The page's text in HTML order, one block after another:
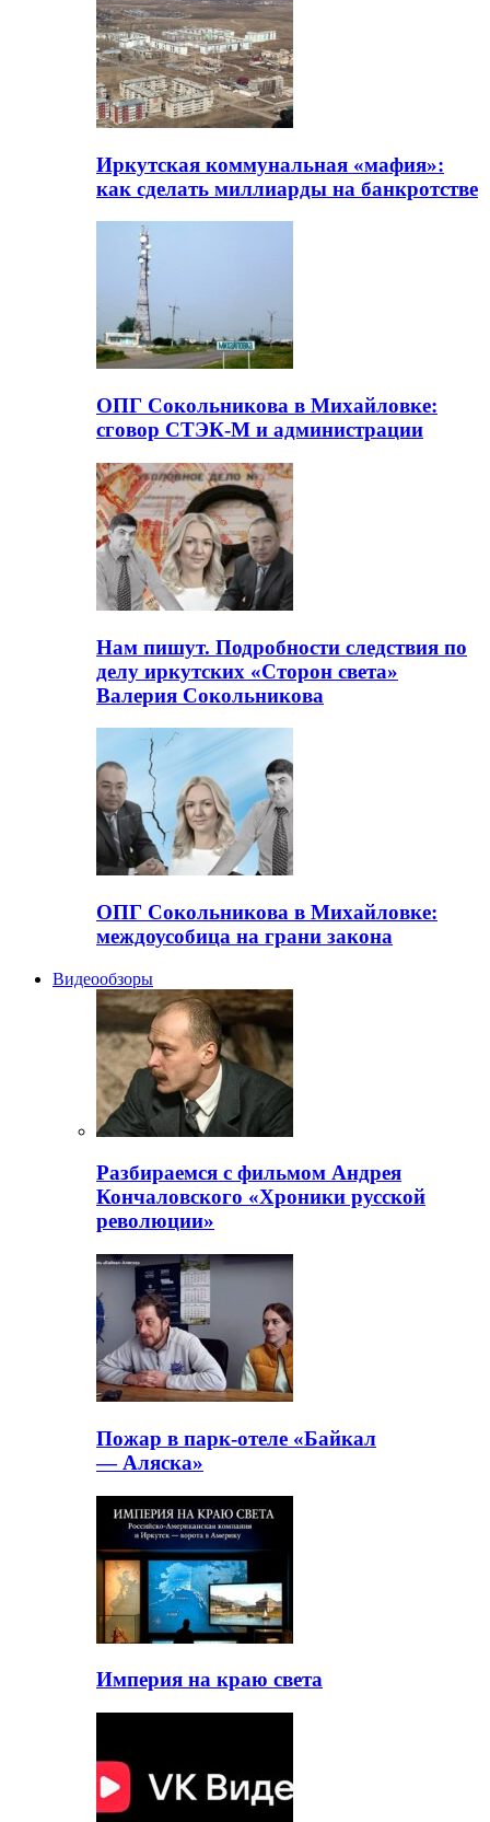
Иркутская коммунальная «мафия»:
как сделать миллиарды на банкротстве
ОПГ Сокольникова в Михайловке:
сговор СТЭК-М и администрации
Нам пишут. Подробности следствия по
делу иркутских «Сторон света»
Валерия Сокольникова
ОПГ Сокольникова в Михайловке:
междоусобица на грани закона
Видеообзоры
Разбираемся с фильмом Андрея
Кончаловского «Хроники русской
революции»
Пожар в парк-отеле «Байкал
— Аляска»
Империя на краю света